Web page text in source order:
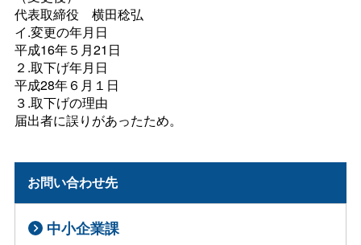
代表取締役 横田稔弘
イ.変更の年月日
平成16年５月21日
２.取下げ年月日
平成28年６月１日
３.取下げの理由
届出者に誤りがあったため。
お問い合わせ先
中小企業課